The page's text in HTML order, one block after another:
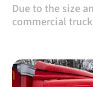
Due to the size
commercial